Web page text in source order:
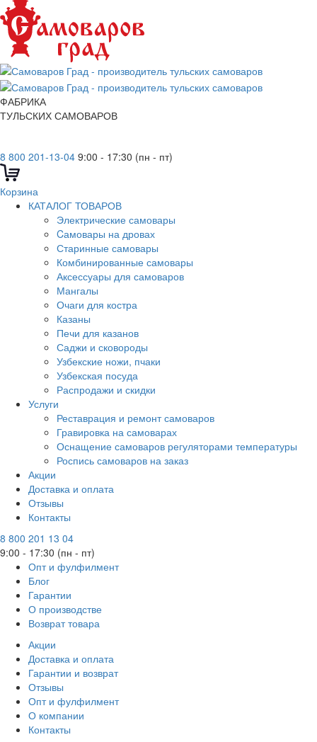
ФАБРИКА
ТУЛЬСКИХ САМОВАРОВ
8 800 201-13-04 9:00 - 17:30 (пн - пт)
Корзина
КАТАЛОГ ТОВАРОВ
Электрические самовары
Cамовары на дровах
Старинные самовары
Комбинированные самовары
Аксессуары для самоваров
Мангалы
Очаги для костра
Казаны
Печи для казанов
Саджи и сковороды
Узбекские ножи, пчаки
Узбекская посуда
Распродажи и скидки
Услуги
Реставрация и ремонт самоваров
Гравировка на самоварах
Оснащение самоваров регуляторами температуры
Роспись самоваров на заказ
Акции
Доставка и оплата
Отзывы
Контакты
8 800 201 13 04
9:00 - 17:30 (пн - пт)
Опт и фулфилмент
Блог
Гарантии
О производстве
Возврат товара
Акции
Доставка и оплата
Гарантии и возврат
Отзывы
Опт и фулфилмент
О компании
Контакты